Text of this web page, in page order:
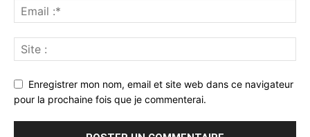
Enregistrer mon nom, email et site web dans ce navigateur
pour la prochaine fois que je commenterai.